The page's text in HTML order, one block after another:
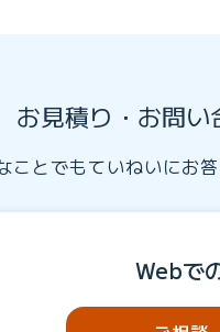
お見積り・お問
ことでもていねいにお
Webで